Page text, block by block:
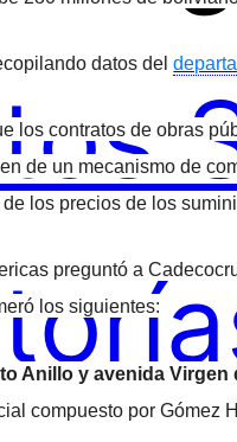
datos del
los contratos de obras
de un mecanismo de
de los precios de los
preguntó a
los siguientes:
Anillo y avenida Virgen
compuesto por Gómez